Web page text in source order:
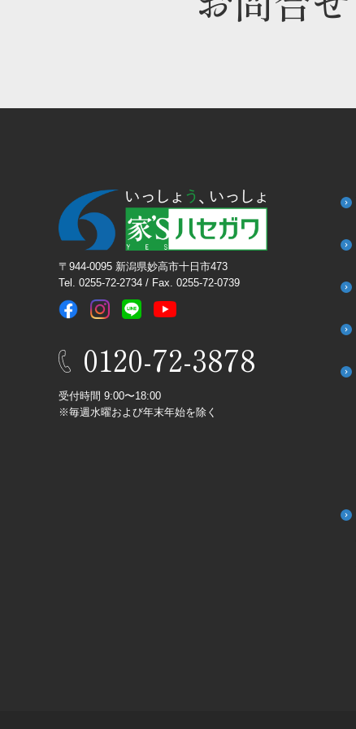
〒944-0095 新潟県妙高市十日市473
Tel. 0255-72-2734 / Fax. 0255-72-0739
0120-72-3878
受付時間 9:00〜18:00
※毎週水曜および年末年始を除く